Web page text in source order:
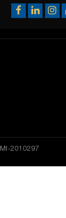
2010297